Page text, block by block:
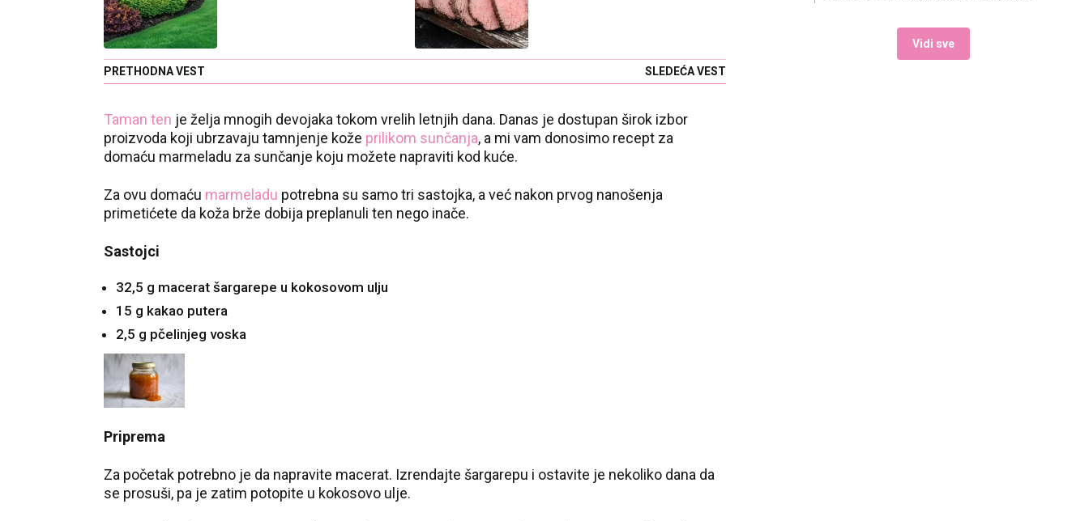
PRETHODNA VEST SLEDEĆA VEST
Taman ten je želja mnogih devojaka tokom vrelih letnjih dana. Danas je dostupan širok izbor
proizvoda koji ubrzavaju tamnjenje kože prilikom sunčanja, a mi vam donosimo recept za
domaću marmeladu za sunčanje koju možete napraviti kod kuće.
Za ovu domaću marmeladu potrebna su samo tri sastojka, a već nakon prvog nanošenja
primetićete da koža brže dobija preplanuli ten nego inače.
Sastojci
32,5 g macerat šargarepe u kokosovom ulju
15 g kakao putera
2,5 g pčelinjeg voska
Priprema
Za početak potrebno je da napravite macerat. Izrendajte šargarepu i ostavite je nekoliko dana da
se prosuši, pa je zatim potopite u kokosovo ulje.
Vidi sve